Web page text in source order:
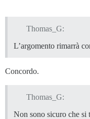
Thomas_G:
L’argomento rimarrà
Concordo.
Thomas_G:
Non sono sicuro che si